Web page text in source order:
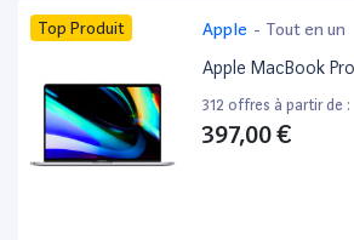
Top Produit Apple - Tout en un
Apple MacBook
312 offres à partir de :
397,00 €